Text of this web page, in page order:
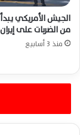
الجيش الأمريكي
من الضربات على
منذ 3 أسابيع